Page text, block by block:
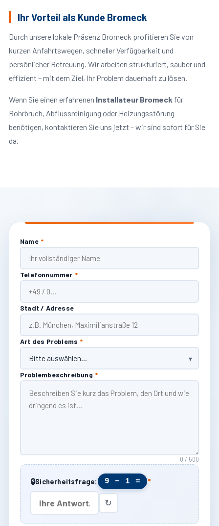
Ihr Vorteil als Kunde Bromeck
Durch unsere lokale Präsenz Bromeck profitieren Sie von
kurzen Anfahrtswegen, schneller Verfügbarkeit und
persönlicher Betreuung. Wir arbeiten strukturiert, sauber und
effizient – mit dem Ziel, Ihr Problem dauerhaft zu lösen.
Wenn Sie einen erfahrenen Installateur Bromeck für
Rohrbruch, Abflussreinigung oder Heizungsstörung
benötigen, kontaktieren Sie uns jetzt – wir sind sofort für Sie
da.
Name *
Telefonnummer *
Stadt / Adresse
Art des Problems *
Problembeschreibung *
0 / 500
🔒Sicherheitsfrage: 9 − 1 = *
↻